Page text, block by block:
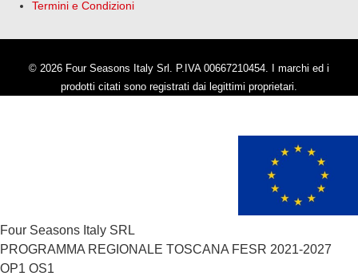
Termini e Condizioni
© 2026 Four Seasons Italy Srl. P.IVA 00667210454. I marchi ed i
prodotti citati sono registrati dai legittimi proprietari.
Four Seasons Italy SRL
PROGRAMMA REGIONALE TOSCANA FESR 2021-2027
OP1 OS1